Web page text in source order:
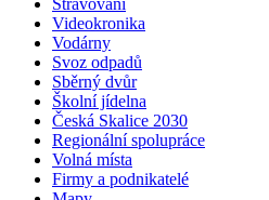
Stravování
Videokronika
Vodárny
Svoz odpadů
Sběrný dvůr
Školní jídelna
Česká Skalice 2030
Regionální spolupráce
Volná místa
Firmy a podnikatelé